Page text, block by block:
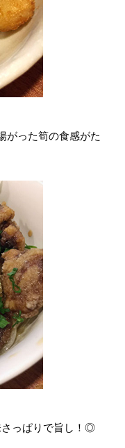
がった筍の食感がた
さっぱりで旨し！◎